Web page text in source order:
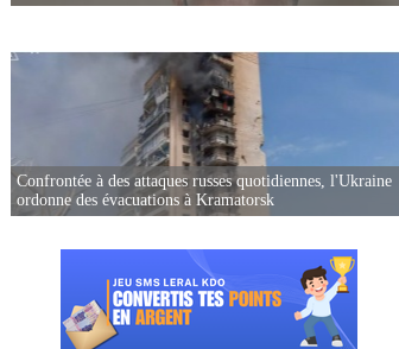
Confrontée à des attaques russes quotidiennes, l'Ukraine
ordonne des évacuations à Kramatorsk